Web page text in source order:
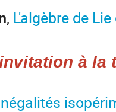
, L'algèbre de
à